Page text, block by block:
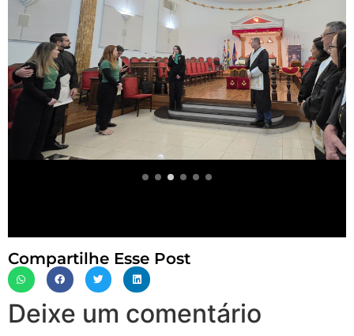
Compartilhe Esse Post
Deixe um comentário